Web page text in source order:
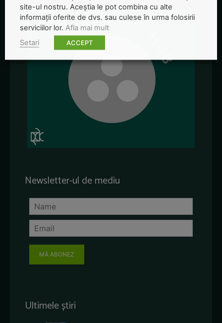
Newsletter-ul de mediu
MĂ ABONEZ
Ultimele știri
site-ul nostru. Aceștia le pot combina cu alte
informații oferite de dvs. sau culese în urma folosirii
serviciilor lor. Afla mai mult
Setari
ACCEPT